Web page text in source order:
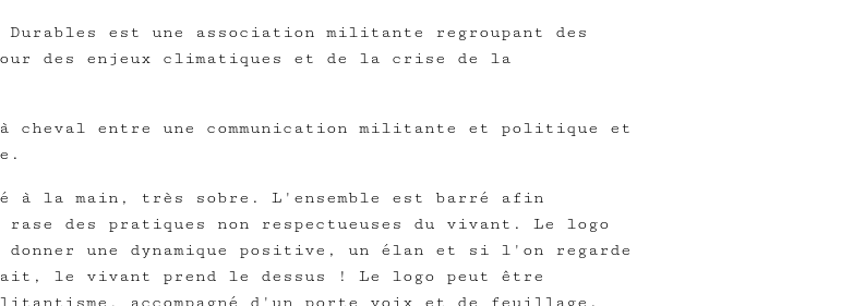
est une association militante regroupant des
des enjeux climatiques et de la crise de la
cheval entre une communication militante et politique et
à la main, très sobre. L'ensemble est barré afin
des pratiques non respectueuses du vivant. Le logo
une dynamique positive, un élan et si l'on regarde
le vivant prend le dessus ! Le logo peut être
accompagné d'un porte voix et de feuillage.